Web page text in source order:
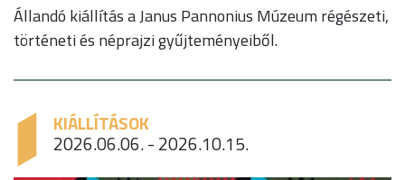
Állandó kiállítás a Janus Pannonius Múzeum régészeti,
történeti és néprajzi gyűjteményeiből.
KIÁLLÍTÁSOK
2026.06.06. - 2026.10.15.